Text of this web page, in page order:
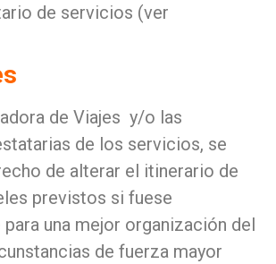
de servicios (ver
de Viajes y/o las
de los servicios, se
de alterar el itinerario de
previstos si fuese
una mejor organización del
de fuerza mayor